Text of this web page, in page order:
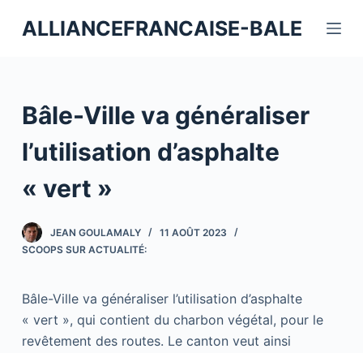
a
e
a
c
n
n
ALLIANCEFRANCAISE-BALE
Bâle-Ville va généraliser
l’utilisation d’asphalte
« vert »
JEAN GOULAMALY
11 AOÛT 2023
SCOOPS SUR ACTUALITÉ:
Bâle-Ville va généraliser l’utilisation d’asphalte
« vert », qui contient du charbon végétal, pour le
revêtement des routes. Le canton veut ainsi